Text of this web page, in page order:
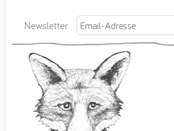
Newsletter